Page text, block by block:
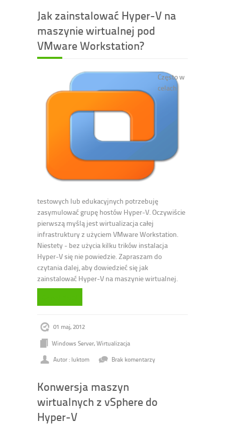
Jak zainstalować Hyper-V na
maszynie wirtualnej pod
VMware Workstation?
Często w
celach
testowych lub edukacyjnych potrzebuję
zasymulować grupę hostów Hyper-V. Oczywiście
pierwszą myślą jest wirtualizacja całej
infrastruktury z użyciem VMware Workstation.
Niestety - bez użycia kilku trików instalacja
Hyper-V się nie powiedzie. Zapraszam do
czytania dalej, aby dowiedzieć się jak
zainstalować Hyper-V na maszynie wirtualnej.
01 maj, 2012
Windows Server,Wirtualizacja
Autor : luktom
Brak komentarzy
Konwersja maszyn
wirtualnych z vSphere do
Hyper-V